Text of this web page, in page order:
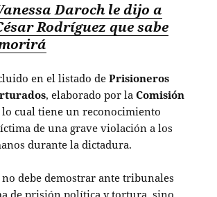
Daroch le dijo a
Rodríguez que sabe
en el listado dePrisioneros
, elaborado por laComisión
lo cual tiene un reconocimiento
de una grave violación a los
durante la dictadura.
debe demostrar ante tribunales
de prisión política y tortura, sino